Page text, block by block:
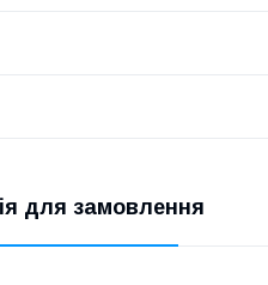
для замовлення